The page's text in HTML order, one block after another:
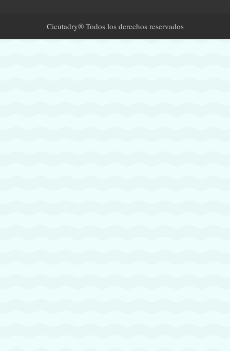
Cicutadry® Todos los derechos reservados